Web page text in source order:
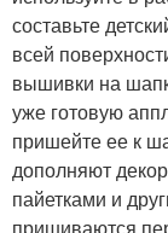
составьте
всей
вышивки на
уже готовую
пришейте ее к
дополняют
пайетками и